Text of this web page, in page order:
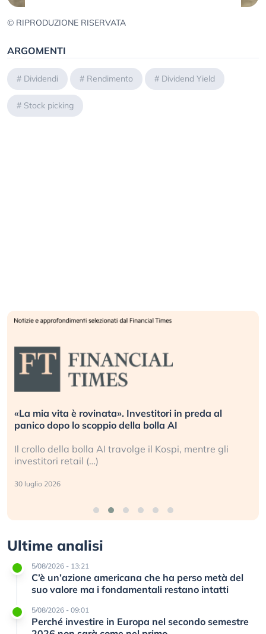
© RIPRODUZIONE RISERVATA
ARGOMENTI
# Dividendi # Rendimento # Dividend Yield
# Stock picking
«La mia vita è rovinata». Investitori in preda al
panico dopo lo scoppio della bolla AI
Il crollo della bolla AI travolge il Kospi, mentre gli
investitori retail (…)
30 luglio 2026
Ultime analisi
5/08/2026 - 13:21
C’è un’azione americana che ha perso metà del
suo valore ma i fondamentali restano intatti
5/08/2026 - 09:01
Perché investire in Europa nel secondo semestre